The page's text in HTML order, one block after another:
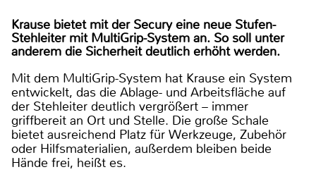
Krause bietet mit der Secury eine neue Stufen-
Stehleiter mit MultiGrip-System an. So soll unter
anderem die Sicherheit deutlich erhöht werden.
Mit dem MultiGrip-System hat Krause ein System
entwickelt, das die Ablage- und Arbeitsfläche auf
der Stehleiter deutlich vergrößert – immer
griffbereit an Ort und Stelle. Die große Schale
bietet ausreichend Platz für Werkzeuge, Zubehör
oder Hilfsmaterialien, außerdem bleiben beide
Hände frei, heißt es.